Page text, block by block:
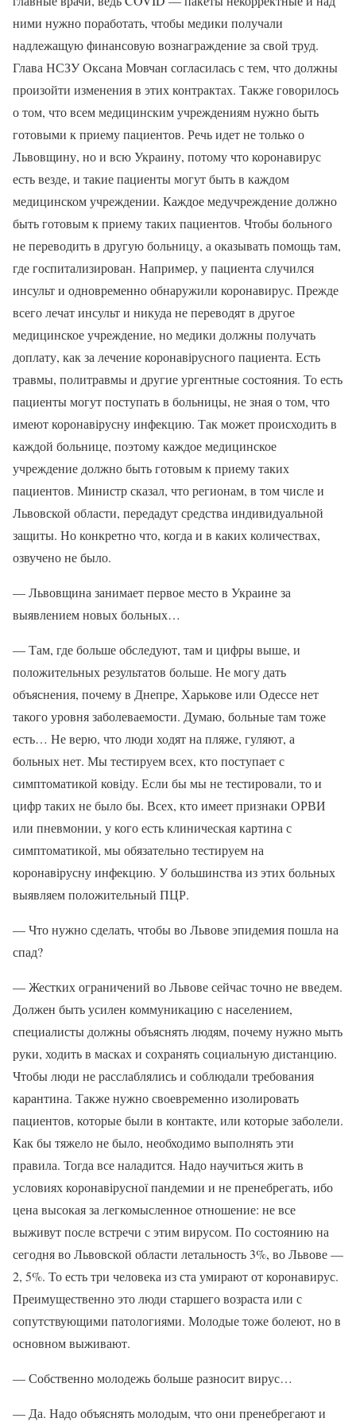
ними нужно поработать, чтобы медики получали
надлежащую финансовую вознаграждение за свой труд.
Глава НСЗУ Оксана Мовчан согласилась с тем, что должны
произойти изменения в этих контрактах. Также говорилось
о том, что всем медицинским учреждениям нужно быть
готовыми к приему пациентов. Речь идет не только о
Львовщину, но и всю Украину, потому что коронавирус
есть везде, и такие пациенты могут быть в каждом
медицинском учреждении. Каждое медучреждение должно
быть готовым к приему таких пациентов. Чтобы больного
не переводить в другую больницу, а оказывать помощь там,
где госпитализирован. Например, у пациента случился
инсульт и одновременно обнаружили коронавирус. Прежде
всего лечат инсульт и никуда не переводят в другое
медицинское учреждение, но медики должны получать
доплату, как за лечение коронавірусного пациента. Есть
травмы, политравмы и другие ургентные состояния. То есть
пациенты могут поступать в больницы, не зная о том, что
имеют коронавірусну инфекцию. Так может происходить в
каждой больнице, поэтому каждое медицинское
учреждение должно быть готовым к приему таких
пациентов. Министр сказал, что регионам, в том числе и
Львовской области, передадут средства индивидуальной
защиты. Но конкретно что, когда и в каких количествах,
озвучено не было.
— Львовщина занимает первое место в Украине за
выявлением новых больных…
— Там, где больше обследуют, там и цифры выше, и
положительных результатов больше. Не могу дать
объяснения, почему в Днепре, Харькове или Одессе нет
такого уровня заболеваемости. Думаю, больные там тоже
есть… Не верю, что люди ходят на пляже, гуляют, а
больных нет. Мы тестируем всех, кто поступает с
симптоматикой ковіду. Если бы мы не тестировали, то и
цифр таких не было бы. Всех, кто имеет признаки ОРВИ
или пневмонии, у кого есть клиническая картина с
симптоматикой, мы обязательно тестируем на
коронавірусну инфекцию. У большинства из этих больных
выявляем положительный ПЦР.
— Что нужно сделать, чтобы во Львове эпидемия пошла на
спад?
— Жестких ограничений во Львове сейчас точно не введем.
Должен быть усилен коммуникацию с населением,
специалисты должны объяснять людям, почему нужно мыть
руки, ходить в масках и сохранять социальную дистанцию.
Чтобы люди не расслаблялись и соблюдали требования
карантина. Также нужно своевременно изолировать
пациентов, которые были в контакте, или которые заболели.
Как бы тяжело не было, необходимо выполнять эти
правила. Тогда все наладится. Надо научиться жить в
условиях коронавірусної пандемии и не пренебрегать, ибо
цена высокая за легкомысленное отношение: не все
выживут после встречи с этим вирусом. По состоянию на
сегодня во Львовской области летальность 3%, во Львове —
2, 5%. То есть три человека из ста умирают от коронавирус.
Преимущественно это люди старшего возраста или с
сопутствующими патологиями. Молодые тоже болеют, но в
основном выживают.
— Собственно молодежь больше разносит вирус…
— Да. Надо объяснять молодым, что они пренебрегают и